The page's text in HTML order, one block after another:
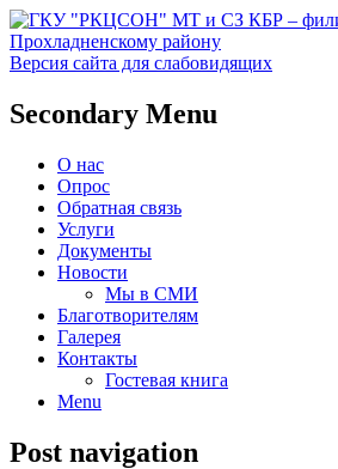
ГКУ "РКЦСОН"
КБР – филиал по
Прохладненскому
Прохладненском районе
Версия сайта для слабовидящих
Secondary Menu
О нас
Опрос
Обратная связь
Услуги
Документы
Новости
Мы в СМИ
Благотворителям
Галерея
Контакты
Гостевая книга
Menu
Post navigation